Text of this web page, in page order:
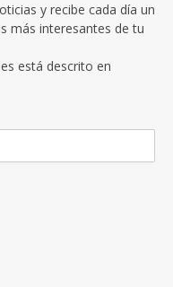
y recibe cada día un
más interesantes de tu
está descrito en